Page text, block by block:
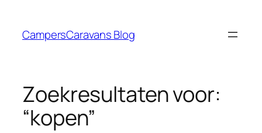
CampersCaravans Blog
Zoekresultaten voor:
“kopen”